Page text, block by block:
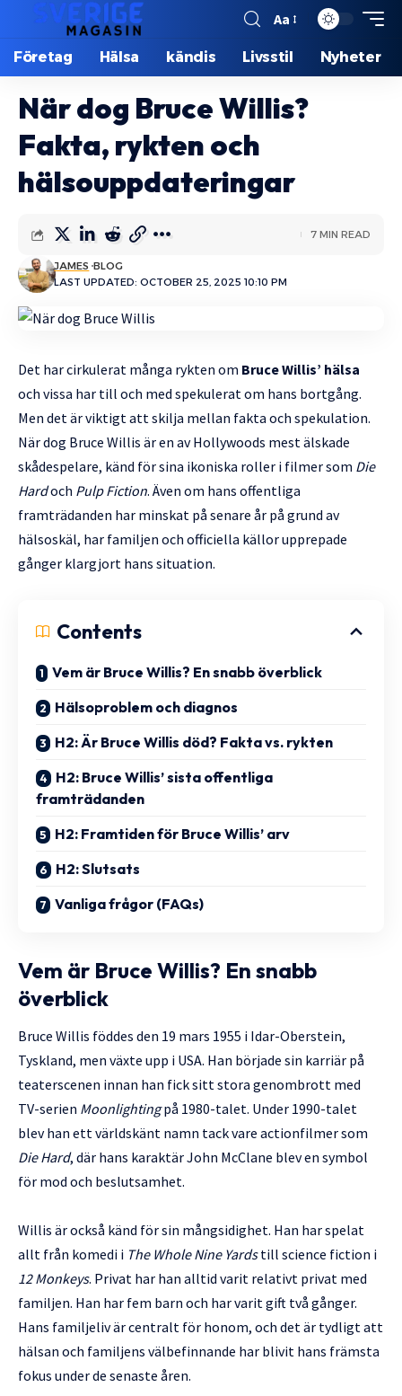
Aa
Företag Hälsa kändis Livsstil Nyheter
När dog Bruce Willis?
Fakta, rykten och
hälsouppdateringar
LAST UPDATED: OCTOBER 25, 2025 10:10 PM
JAMES BLOG
7 MIN READ
Det har cirkulerat många rykten om Bruce Willis’ hälsa
och vissa har till och med spekulerat om hans bortgång.
Men det är viktigt att skilja mellan fakta och spekulation.
När dog Bruce Willis är en av Hollywoods mest älskade
skådespelare, känd för sina ikoniska roller i filmer som Die
Hardoch Pulp Fiction. Även om hans offentliga
framträdanden har minskat på senare år på grund av
hälsoskäl, har familjen och officiella källor upprepade
gånger klargjort hans situation.
Contents
Vem är Bruce Willis? En snabb överblick
Hälsoproblem och diagnos
H2: Är Bruce Willis död? Fakta vs. rykten
H2: Bruce Willis’ sista offentliga
framträdanden
H2: Framtiden för Bruce Willis’ arv
H2: Slutsats
Vanliga frågor (FAQs)
Vem är Bruce Willis? En snabb
överblick
Bruce Willis föddes den 19 mars 1955 i Idar-Oberstein,
Tyskland, men växte upp i USA. Han började sin karriär på
teaterscenen innan han fick sitt stora genombrott med
TV-serien Moonlightingpå 1980-talet. Under 1990-talet
blev han ett världskänt namn tack vare actionfilmer som
Die Hard, där hans karaktär John McClane blev en symbol
för mod och beslutsamhet.
Willis är också känd för sin mångsidighet. Han har spelat
allt från komedi i The Whole Nine Yardstill science fiction i
12 Monkeys. Privat har han alltid varit relativt privat med
familjen. Han har fem barn och har varit gift två gånger.
Hans familjeliv är centralt för honom, och det är tydligt att
hälsan och familjens välbefinnande har blivit hans främsta
fokus under de senaste åren.